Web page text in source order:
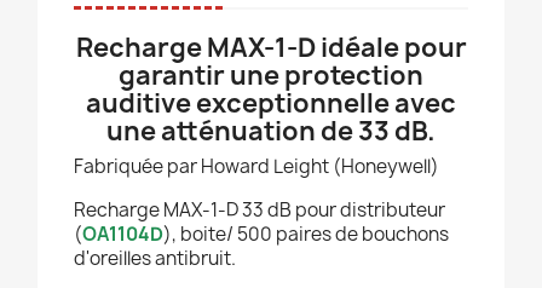
Recharge MAX-1-D idéale pour
garantir une protection
auditive exceptionnelle avec
une atténuation de 33 dB.
Fabriquée par Howard Leight (Honeywell)
Recharge MAX-1-D 33 dB pour distributeur
(OA1104D), boite/ 500 paires de bouchons
d'oreilles antibruit.